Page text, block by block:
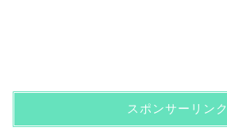
スポンサーリンク